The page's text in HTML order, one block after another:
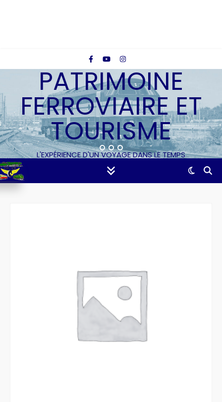
PATRIMOINE
FERROVIAIRE ET
TOURISME
L'EXPÉRIENCE D'UN VOYAGE DANS LE TEMPS